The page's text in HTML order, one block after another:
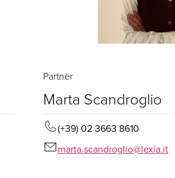
Partner
Marta Scandroglio
(+39) 02 3663 8610
marta.scandroglio@lexia.it